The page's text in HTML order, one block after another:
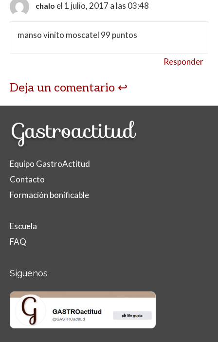
chalo el 1 julio, 2017 a las 03:48
manso vinito moscatel 99 puntos
Responder
Deja un comentario
Equipo GastroActitud
Contacto
Formación bonificable
Escuela
FAQ
Síguenos